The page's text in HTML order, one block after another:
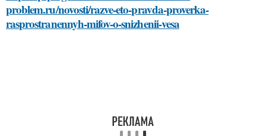
problem.ru/novosti/razve-eto-pravda-proverka-
rasprostranennyh-mifov-o-snizhenii-vesa